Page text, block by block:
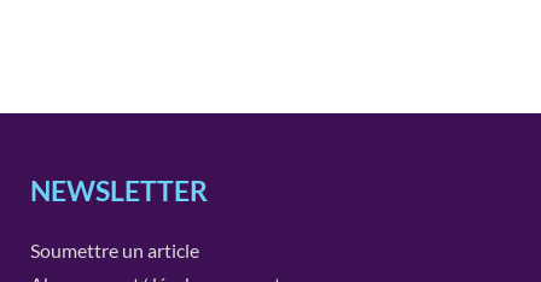
NEWSLETTER
Soumettre un article